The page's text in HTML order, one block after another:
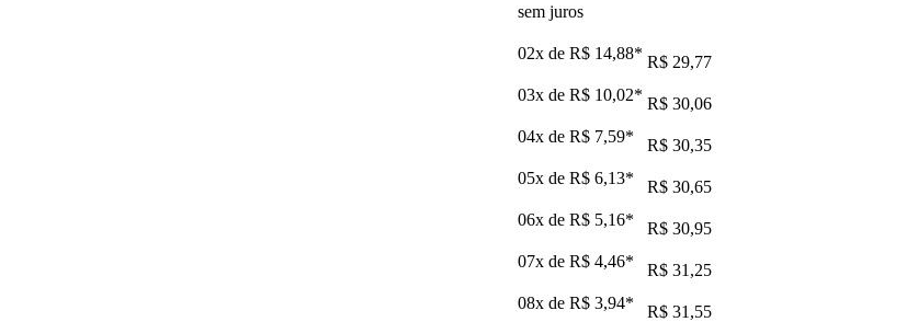
sem juros
02x de R$ 14,88* R$ 29,77
03x de R$ 10,02* R$ 30,06
04x de R$ 7,59*
R$ 30,35
05x de R$ 6,13*
R$ 30,65
06x de R$ 5,16*
R$ 30,95
07x de R$ 4,46*
R$ 31,25
08x de R$ 3,94*
R$ 31,55